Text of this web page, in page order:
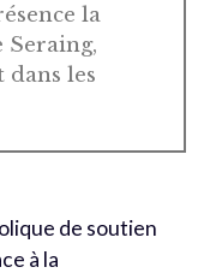
la
Seraing,
dans les
de soutien
à la